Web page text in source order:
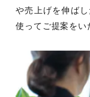
や売上げを伸ば
使ってご提案をい